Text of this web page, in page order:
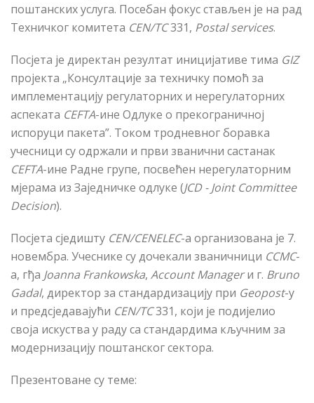
поштанских услуга. Посебан фокус стављен је на рад
Техничког комитета CEN/TC331, Postal services.
Посјета је директан резултат иницијативе тима GIZ
пројекта „Консултације за техничку помоћ за
имплементацију регулаторних и нерегулаторних
аспеката CEFTA-ине Одлуке о прекограничној
испоруци пакета”. Током тродневног боравка
учесници су одржали и први званични састанак
CEFTA-ине Радне групе, посвећен нерегулаторним
мјерама из Заједничке одлуке (JCD - Joint Committee
Decision).
Посјета сједишту CEN/CENELEC-a организована је 7.
новембра. Учеснике су дочекали званичници CCMC-
a, гђа Joanna Frankowska, Account Manager и г. Bruno
Gadal, директор за стандардизацију при Geopost-у
и предсједавајући CEN/TC331, који је подијелио
своја искуства у раду са стандардима кључним за
модернизацију поштанског сектора.
Презентоване су теме: